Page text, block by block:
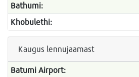
Bathumi:
Khobulethi:
Kaugus lennujaamast
Batumi Airport: